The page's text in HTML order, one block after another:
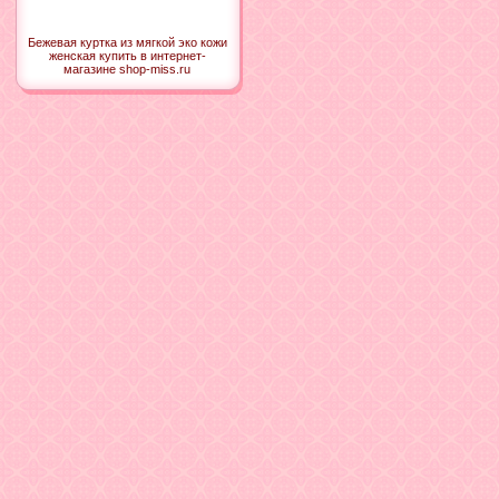
Бежевая куртка из мягкой эко кожи
женская купить в интернет-
магазине shop-miss.ru